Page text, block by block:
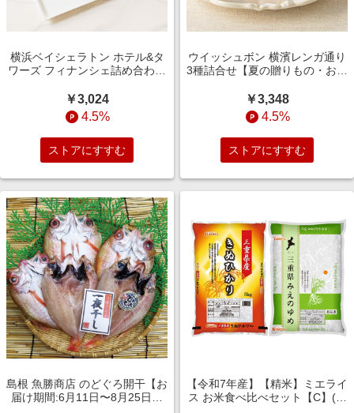
横浜ベイシェラトン ホテル&タ
ワーズ フィナンシェ詰め合わせ
せ】 スイーツ【季節の贈り物＆
ご褒美ギフト】
￥3,024
4.5%
ストアにすすむ
ウイッシュボン 横濱レンガ通り
3種詰合せ【夏の贈りもの・お中
￥3,348
4.5%
ストアにすすむ
島根 魚勝商店 のどぐろ開干【お
届け期間:6月11日〜8月25日】
【令和7年産】【精米】ミエライ
ス お米食べ比べセット【C】(三